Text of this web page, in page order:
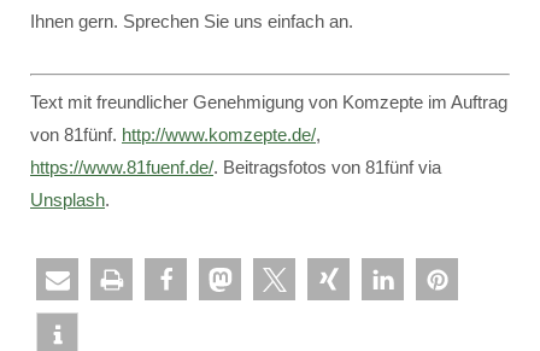
Ihnen gern. Sprechen Sie uns einfach an.
Text mit freundlicher Genehmigung von Komzepte im Auftrag
von 81fünf. http://www.komzepte.de/,
https://www.81fuenf.de/. Beitragsfotos von 81fünf via
Unsplash.